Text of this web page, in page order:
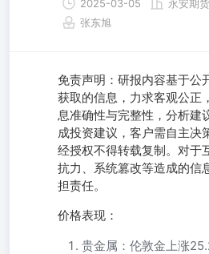
2025-03-05 永安期
张东旭
免责声明：研报内容基于公
获取的信息，力求客观公正
息准确性与完整性，分析建
成投资建议，客户需自主决
经授权不得转载复制。对于
抗力、系统篡改等造成的信
担责任。
价格表现：
贵金属：伦敦金上涨